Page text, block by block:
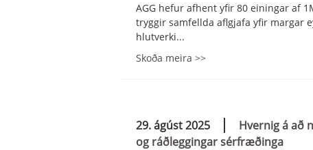
AGG hefur afhent yfir 80 einingar af
tryggir samfellda aflgjafa yfir margar
hlutverki...
Skoða meira >>
29. ágúst 2025
Hvernig á að
og ráðleggingar sérfræðinga